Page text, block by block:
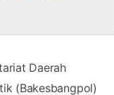
Daerah
(Bakesbangpol)